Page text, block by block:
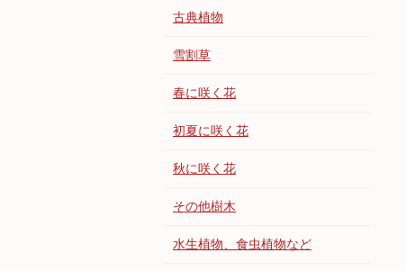
古典植物
雪割草
春に咲く花
初夏に咲く花
秋に咲く花
その他樹木
水生植物、食虫植物など